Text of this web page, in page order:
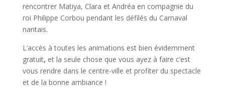
rencontrer Matiya, Clara et Andréa en compagnie du
roi Philippe Corbou pendant les défilés du Carnaval
nantais.
L’accès à toutes les animations est bien évidemment
gratuit, et la seule chose que vous ayez à faire c’est
vous rendre dans le centre-ville et profiter du spectacle
et de la bonne ambiance !